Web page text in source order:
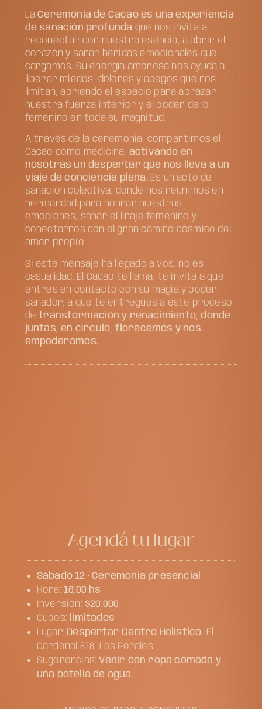
LaCeremonia de Cacao es una experiencia
de sanación profunda que nos invita a
reconectar con nuestra esencia, a abrir el
corazón y sanar heridas emocionales que
cargamos. Su energía amorosa nos ayuda a
liberar miedos, dolores y apegos que nos
limitan, abriendo el espacio para abrazar
nuestra fuerza interior y el poder de lo
femenino en toda su magnitud.
A través de la ceremonia, compartimos el
Cacao como medicina, activando en
nosotras un despertar que nos lleva a un
viaje de conciencia plena.Es un acto de
sanación colectiva, donde nos reunimos en
hermandad para honrar nuestras
emociones, sanar el linaje femenino y
conectarnos con el gran camino cósmico del
amor propio.
Si este mensaje ha llegado a vos, no es
casualidad. El Cacao te llama, te invita a que
entres en contacto con su magia y poder
sanador, a que te entregues a este proceso
detransformación y renacimiento, donde
juntas, en círculo, florecemos y nos
empoderamos.
Agendá tu lugar
Sábado 12 · Ceremonia presencial
Hora: 16:00 hs
Inversión: $20.000
Cupos: limitados
Lugar: Despertar Centro Holístico, El
Cardenal 818, Los Perales.
Sugerencias:Venir con ropa cómoda y
una botella de agua.